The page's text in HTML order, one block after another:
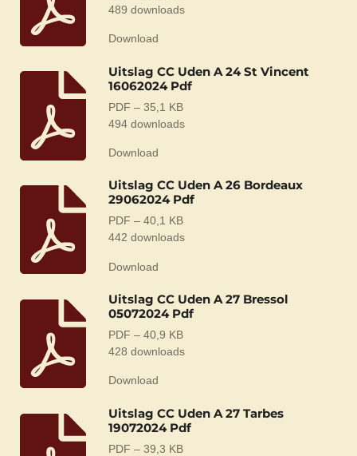
489 downloads
Download
Uitslag CC Uden A 24 St Vincent
16062024 Pdf
PDF – 35,1 KB
494 downloads
Download
Uitslag CC Uden A 26 Bordeaux
29062024 Pdf
PDF – 40,1 KB
442 downloads
Download
Uitslag CC Uden A 27 Bressol
05072024 Pdf
PDF – 40,9 KB
428 downloads
Download
Uitslag CC Uden A 27 Tarbes
19072024 Pdf
PDF – 39,3 KB